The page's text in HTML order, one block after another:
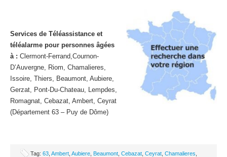
Services de Téléassistance et
téléalarme pour personnes âgées
à : Clermont-Ferrand,Cournon-
D’Auvergne, Riom, Chamalieres,
Issoire, Thiers, Beaumont, Aubiere,
Gerzat, Pont-Du-Chateau, Lempdes,
Romagnat, Cebazat, Ambert, Ceyrat
(Département 63 – Puy de Dôme)
Tag: 63 Ambert Aubiere Beaumont Cebazat Ceyrat Chamalieres